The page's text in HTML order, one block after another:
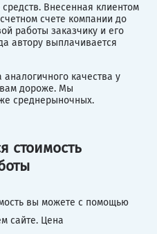
Внесенная клиентом
счете компании до
работы заказчику и его
автору выплачивается
качества у
вам дороже. Мы
среднерыночных.
стоимость
вы можете с помощью
сайте. Цена